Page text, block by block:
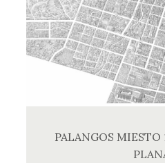
PALANGOS